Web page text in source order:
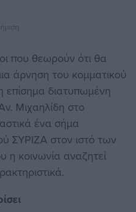
που θεωρούν ότι θα
άρνηση του κομματικού
επίσημα διατυπωμένη
Μιχαηλίδη στο
ένα σήμα
ΣΥΡΙΖΑ στον ιστό των
κοινωνία αναζητεί